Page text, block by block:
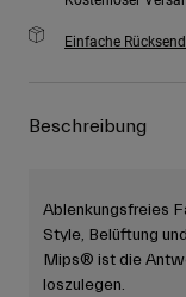
Einfache
Beschreibung
Ablenkungsfreies
Style, Belüftung
Mips® ist die
loszulegen.